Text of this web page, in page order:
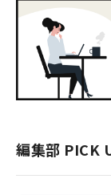
編集部 PICK